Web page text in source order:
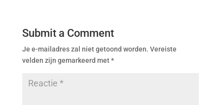
Submit a Comment
Je e-mailadres zal niet getoond worden. Vereiste
velden zijn gemarkeerd met*